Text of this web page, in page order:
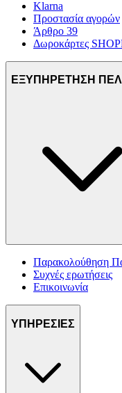
Klarna
Προστασία αγορών
Άρθρο 39
Δωροκάρτες
ΕΞΥΠΗΡΕΤΗΣΗ
Παρακολούθηση
Συχνές ερωτήσεις
Επικοινωνία
ΥΠΗΡΕΣΙΕΣ